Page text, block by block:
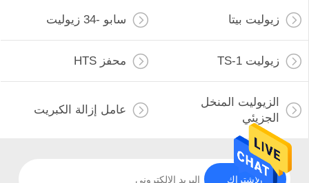
زيوليت بيتا سابو -34 زيوليت
زيوليت TS-1 محفز HTS
الزيوليت المنخل
الجزيئي
عامل إزالة الكبريت
الاشتراك